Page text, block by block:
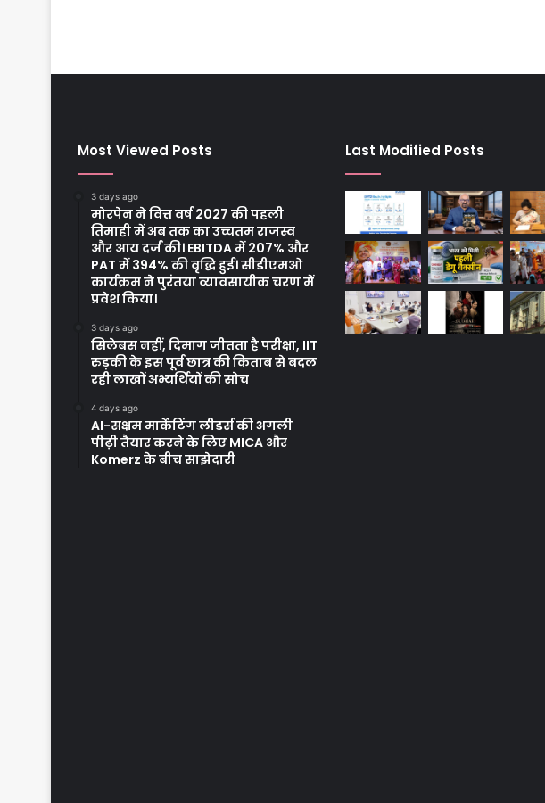
Most Viewed Posts
3 days ago
मोरपेन ने वित्त वर्ष 2027 की पहली
तिमाही में अब तक का उच्चतम राजस्व
और आय दर्ज की। EBITDA में 207% और
PAT में 394% की वृद्धि हुई। सीडीएमओ
कार्यक्रम ने पुरंतया व्यावसायीक चरण में
प्रवेश किया।
3 days ago
सिलेबस नहीं, दिमाग जीतता है परीक्षा, IIT
रुड़की के इस पूर्व छात्र की किताब से बदल
रही लाखों अभ्यर्थियों की सोच
4 days ago
AI-सक्षम मार्केटिंग लीडर्स की अगली
पीढ़ी तैयार करने के लिए MICA और
Komerz के बीच साझेदारी
Last Modified Posts